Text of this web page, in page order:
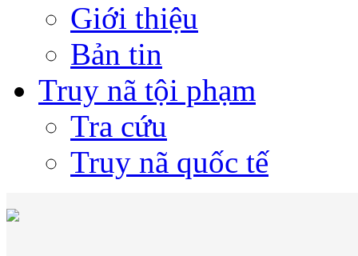
Giới thiệu
Bản tin
Truy nã tội phạm
Tra cứu
Truy nã quốc tế